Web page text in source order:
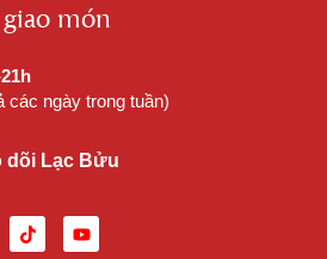
món
các ngày trong tuần)
dõi Lạc Bửu